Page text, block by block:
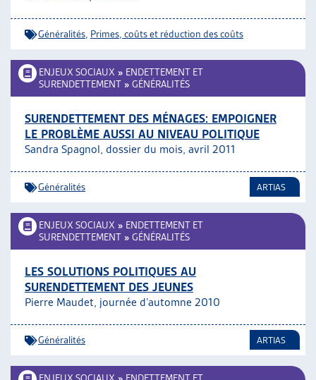
Généralités Primes, coûts et réduction des coûts
ENJEUX SOCIAUX » ENDETTEMENT ET
SURENDETTEMENT » GÉNÉRALITÉS
SURENDETTEMENT DES MÉNAGES: EMPOIGNER
LE PROBLÈME AUSSI AU NIVEAU POLITIQUE
Sandra Spagnol, dossier du mois, avril 2011
Généralités ARTIAS
ENJEUX SOCIAUX » ENDETTEMENT ET
SURENDETTEMENT » GÉNÉRALITÉS
LES SOLUTIONS POLITIQUES AU
SURENDETTEMENT DES JEUNES
Pierre Maudet, journée d’automne 2010
Généralités ARTIAS